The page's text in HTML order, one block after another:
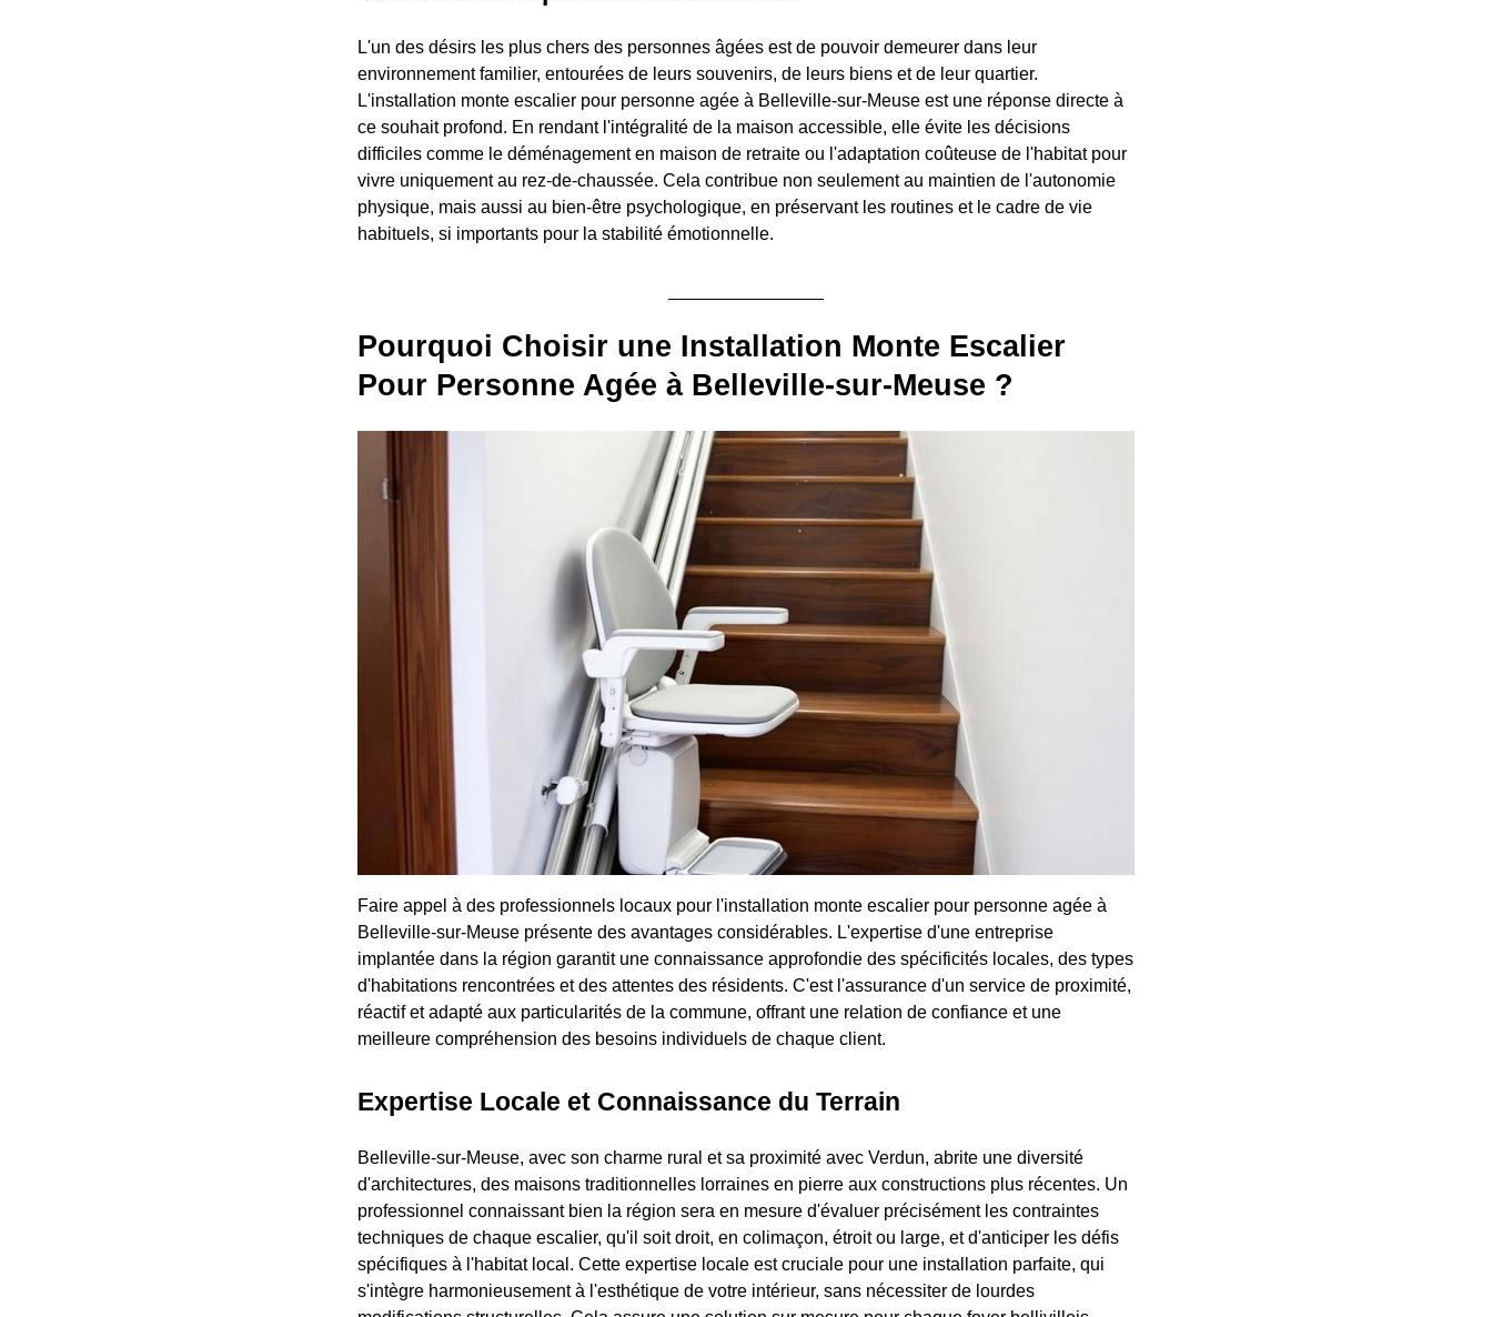
L'un des désirs les plus chers des personnes âgées est de pouvoir demeurer dans leur
environnement familier, entourées de leurs souvenirs, de leurs biens et de leur quartier.
L'installation monte escalier pour personne agée à Belleville-sur-Meuse est une réponse directe à
ce souhait profond. En rendant l'intégralité de la maison accessible, elle évite les décisions
difficiles comme le déménagement en maison de retraite ou l'adaptation coûteuse de l'habitat pour
vivre uniquement au rez-de-chaussée. Cela contribue non seulement au maintien de l'autonomie
physique, mais aussi au bien-être psychologique, en préservant les routines et le cadre de vie
habituels, si importants pour la stabilité émotionnelle.
Pourquoi Choisir une Installation Monte Escalier
Pour Personne Agée à Belleville-sur-Meuse ?
Faire appel à des professionnels locaux pour l'installation monte escalier pour personne agée à
Belleville-sur-Meuse présente des avantages considérables. L'expertise d'une entreprise
implantée dans la région garantit une connaissance approfondie des spécificités locales, des types
d'habitations rencontrées et des attentes des résidents. C'est l'assurance d'un service de proximité,
réactif et adapté aux particularités de la commune, offrant une relation de confiance et une
meilleure compréhension des besoins individuels de chaque client.
Expertise Locale et Connaissance du Terrain
Belleville-sur-Meuse, avec son charme rural et sa proximité avec Verdun, abrite une diversité
d'architectures, des maisons traditionnelles lorraines en pierre aux constructions plus récentes. Un
professionnel connaissant bien la région sera en mesure d'évaluer précisément les contraintes
techniques de chaque escalier, qu'il soit droit, en colimaçon, étroit ou large, et d'anticiper les défis
spécifiques à l'habitat local. Cette expertise locale est cruciale pour une installation parfaite, qui
s'intègre harmonieusement à l'esthétique de votre intérieur, sans nécessiter de lourdes